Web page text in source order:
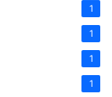
1
1
1
1